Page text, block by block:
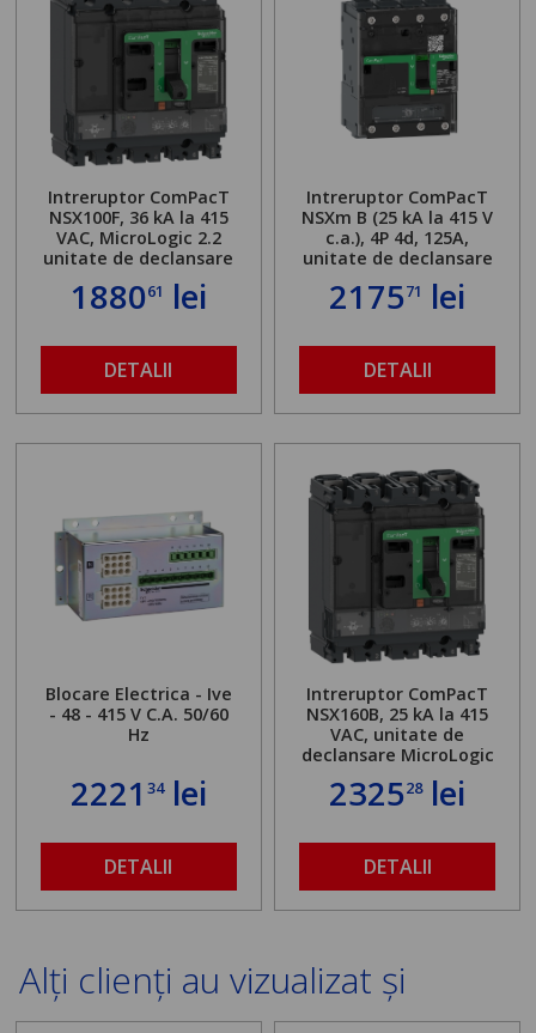
Intreruptor ComPacT
NSX100F, 36 kA la 415
VAC, MicroLogic 2.2
unitate de declansare
188061 lei
DETALII
Intreruptor ComPacT
NSXm B (25 kA la 415 V
c.a.), 4P 4d, 125A,
unitate de declansare
EverLink
217571 lei
DETALII
Blocare Electrica - Ive
- 48 - 415 V C.A. 50/60
Hz
2221 34lei
DETALII
Intreruptor ComPacT
NSX160B, 25 kA la 415
VAC, unitate de
declansare MicroLogic
2.2 100A, 4 poli 4d
232528lei
DETALII
Alți clienți au vizualizat și